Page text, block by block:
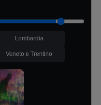
Lombardia
Veneto e Trentino